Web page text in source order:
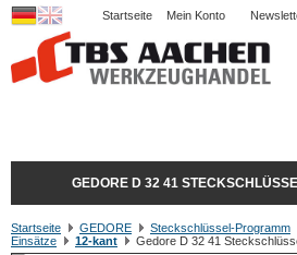
Startseite Mein Konto
GEDORE D 32 41
Startseite GEDORE Steckschlüssel-Programm
Einsätze
12-kant Gedore D 32 41